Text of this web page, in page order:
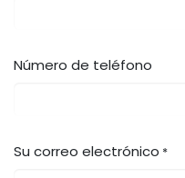
Número de teléfono
Su correo electrónico *